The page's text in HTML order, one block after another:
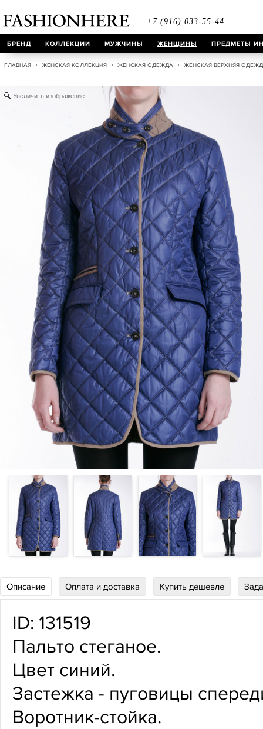
+7 (916) 033-55-44
БРЕНД КОЛЛЕКЦИИ МУЖЧИНЫ ЖЕНЩИНЫ ПРЕДМЕТЫ
ГЛАВНАЯ ЖЕНСКАЯ КОЛЛЕКЦИЯ ЖЕНСКАЯ ОДЕЖДА ЖЕНСКАЯ ВЕРХНЯЯ
Увеличить изображение
Описание Оплата и доставка Купить дешевле
ID: 131519
Пальто стеганое.
Цвет синий.
Застежка - пуговицы
Воротник-стойка.